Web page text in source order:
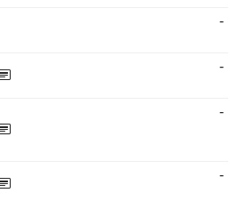
-
-
-
-